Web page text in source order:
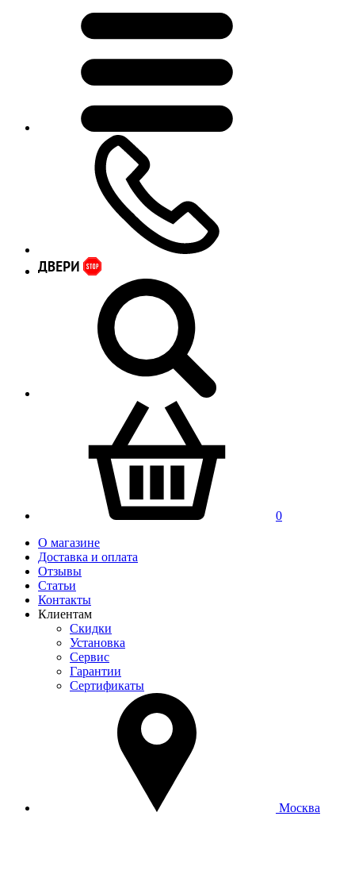
0
О магазине
Доставка и оплата
Отзывы
Статьи
Контакты
Клиентам
Скидки
Установка
Сервис
Гарантии
Сертификаты
Москва